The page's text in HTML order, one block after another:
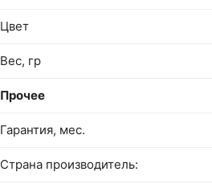
Цвет
Вес, гр
Прочее
Гарантия, мес.
Страна производитель: